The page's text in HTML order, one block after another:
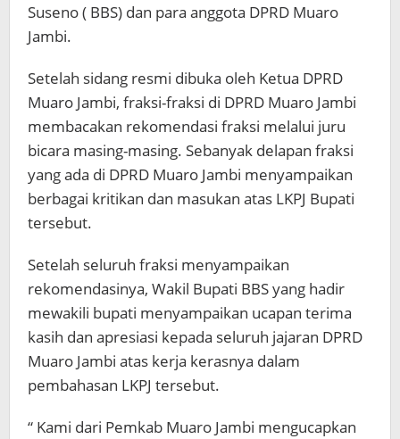
Suseno ( BBS) dan para anggota DPRD Muaro
Jambi.
Setelah sidang resmi dibuka oleh Ketua DPRD
Muaro Jambi, fraksi-fraksi di DPRD Muaro Jambi
membacakan rekomendasi fraksi melalui juru
bicara masing-masing. Sebanyak delapan fraksi
yang ada di DPRD Muaro Jambi menyampaikan
berbagai kritikan dan masukan atas LKPJ Bupati
tersebut.
Setelah seluruh fraksi menyampaikan
rekomendasinya, Wakil Bupati BBS yang hadir
mewakili bupati menyampaikan ucapan terima
kasih dan apresiasi kepada seluruh jajaran DPRD
Muaro Jambi atas kerja kerasnya dalam
pembahasan LKPJ tersebut.
“ Kami dari Pemkab Muaro Jambi mengucapkan